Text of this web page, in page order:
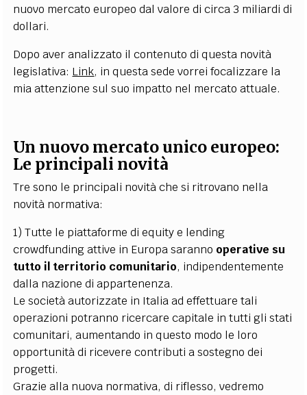
nuovo mercato europeo dal valore di circa 3 miliardi di
dollari.
Dopo aver analizzato il contenuto di questa novità
legislativa: Link, in questa sede vorrei focalizzare la
mia attenzione sul suo impatto nel mercato attuale.
Un nuovo mercato unico europeo:
Le principali novità
Tre sono le principali novità che si ritrovano nella
novità normativa:
1) Tutte le piattaforme di equity e lending
crowdfunding attive in Europa saranno operative su
tutto il territorio comunitario, indipendentemente
dalla nazione di appartenenza.
Le società autorizzate in Italia ad effettuare tali
operazioni potranno ricercare capitale in tutti gli stati
comunitari, aumentando in questo modo le loro
opportunità di ricevere contributi a sostegno dei
progetti.
Grazie alla nuova normativa, di riflesso, vedremo